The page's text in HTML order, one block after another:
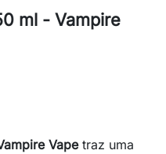
ml - Vampire
Vapetraz uma